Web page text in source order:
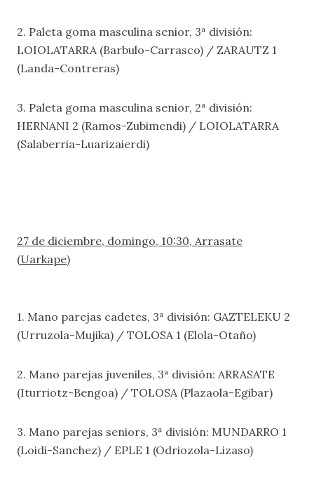
2. Paleta goma masculina senior, 3ª división:
LOIOLATARRA (Barbulo-Carrasco) / ZARAUTZ 1
(Landa-Contreras)
3. Paleta goma masculina senior, 2ª división:
HERNANI 2 (Ramos-Zubimendi) / LOIOLATARRA
(Salaberria-Luarizaierdi)
27 de diciembre, domingo, 10:30, Arrasate
(Uarkape)
1. Mano parejas cadetes, 3ª división: GAZTELEKU 2
(Urruzola-Mujika) / TOLOSA 1 (Elola-Otaño)
2. Mano parejas juveniles, 3ª división: ARRASATE
(Iturriotz-Bengoa) / TOLOSA (Plazaola-Egibar)
3. Mano parejas seniors, 3ª división: MUNDARRO 1
(Loidi-Sanchez) / EPLE 1 (Odriozola-Lizaso)